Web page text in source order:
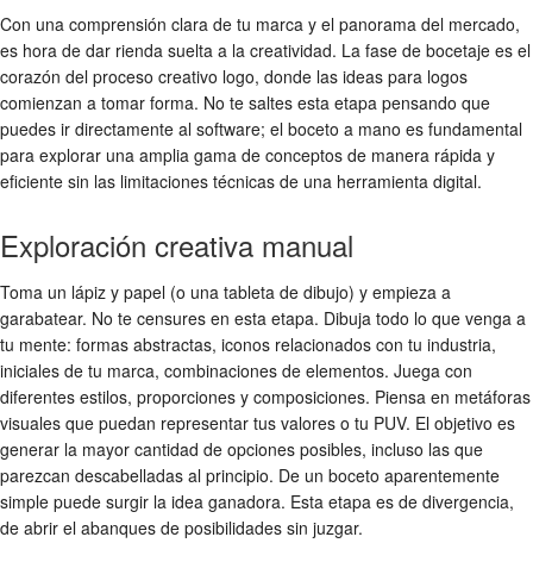
Con una comprensión clara de tu marca y el panorama del mercado,
es hora de dar rienda suelta a la creatividad. La fase de bocetaje es el
corazón del proceso creativo logo, donde las ideas para logos
comienzan a tomar forma. No te saltes esta etapa pensando que
puedes ir directamente al software; el boceto a mano es fundamental
para explorar una amplia gama de conceptos de manera rápida y
eficiente sin las limitaciones técnicas de una herramienta digital.
Exploración creativa manual
Toma un lápiz y papel (o una tableta de dibujo) y empieza a
garabatear. No te censures en esta etapa. Dibuja todo lo que venga a
tu mente: formas abstractas, iconos relacionados con tu industria,
iniciales de tu marca, combinaciones de elementos. Juega con
diferentes estilos, proporciones y composiciones. Piensa en metáforas
visuales que puedan representar tus valores o tu PUV. El objetivo es
generar la mayor cantidad de opciones posibles, incluso las que
parezcan descabelladas al principio. De un boceto aparentemente
simple puede surgir la idea ganadora. Esta etapa es de divergencia,
de abrir el abanques de posibilidades sin juzgar.